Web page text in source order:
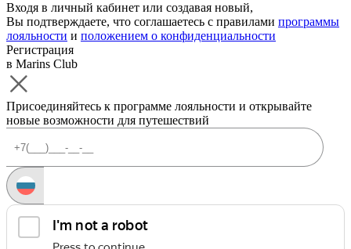
Входя в личный кабинет или создавая новый,
Вы подтверждаете, что соглашаетесь с правилами программы
лояльности и положением о конфиденциальности
Регистрация
в Marins Club
Присоединяйтесь к программе лояльности и открывайте
новые возможности для путешествий